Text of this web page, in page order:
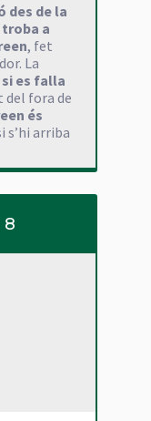
des de la
a
, fet
La
es falla
del fora de
és
s’hi arriba
8